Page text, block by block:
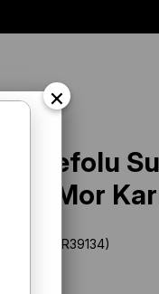
Defolu
Mor
(SYR39134)
×